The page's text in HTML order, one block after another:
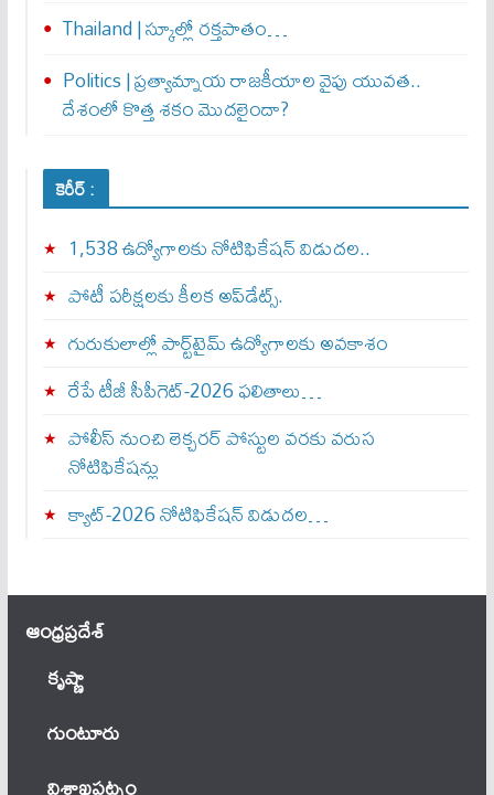
Thailand | స్కూల్లో రక్తపాతం…
Politics | ప్రత్యామ్నాయ రాజకీయాల వైపు యువత..
దేశంలో కొత్త శకం మొదలైందా?
కెరీర్ :
1,538 ఉద్యోగాలకు నోటిఫికేషన్ విడుదల..
పోటీ పరీక్షలకు కీలక అప్‌డేట్స్.
గురుకులాల్లో పార్ట్‌టైమ్ ఉద్యోగాలకు అవకాశం
రేపే టీజీ సీపీగెట్‌-2026 ఫలితాలు…
పోలీస్ నుంచి లెక్చరర్ పోస్టుల వరకు వరుస
నోటిఫికేషన్లు
క్యాట్-2026 నోటిఫికేషన్ విడుదల…
ఆంధ్ర‌ప్ర‌దేశ్
కృష్ణా
గుంటూరు